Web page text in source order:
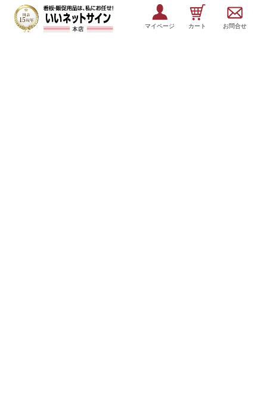
マイページ カート お問合せ